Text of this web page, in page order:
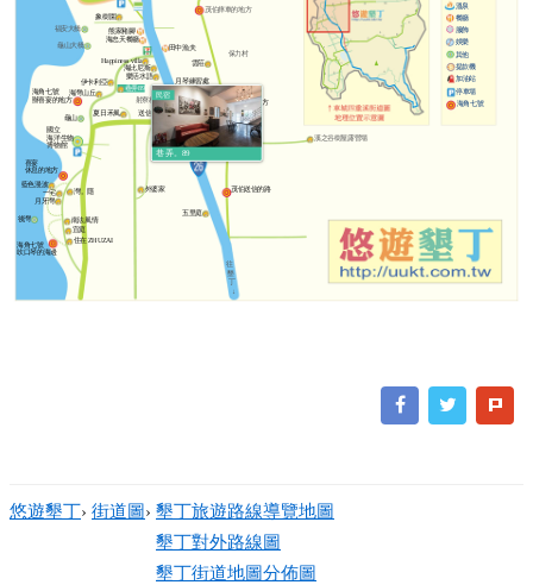
民宿
巷弄。89
溫泉
餐廳
服飾
娛樂
其他
提款機
加油站
停車場
海角七號
茂伯摔車的地方
象樹園
熊家豬腳
海忠天餐廳
海比尼斯
巷弄89
樂活水語
月琴練習處
保力村
阿嘉躲雨的地方
台灣牛
送信的鐵橋
溪之谷樹屋露營場
茂伯送信的路
外婆家
五里庭
往
國立
海洋生物
博物館
喜宴
休息的地方
後灣
灣。隱
海角七號
吹口琴的海邊
龜山
海角七號
辦喜宴的地方
福安大橋
龜山大橋
墾
丁
↓
Happiness villa 雲莊
田中漁夫
住在 ZHUZAI
南法風情
宜庭
月牙灣
龜地灣旅棧
藍色漫波
圓味
一宅
夏日禾風
伊卡利亞
射寮村
海灣山丘
悠遊墾丁› 街道圖› 墾丁旅遊路線導覽地圖
墾丁對外路線圖
墾丁街道地圖分佈圖